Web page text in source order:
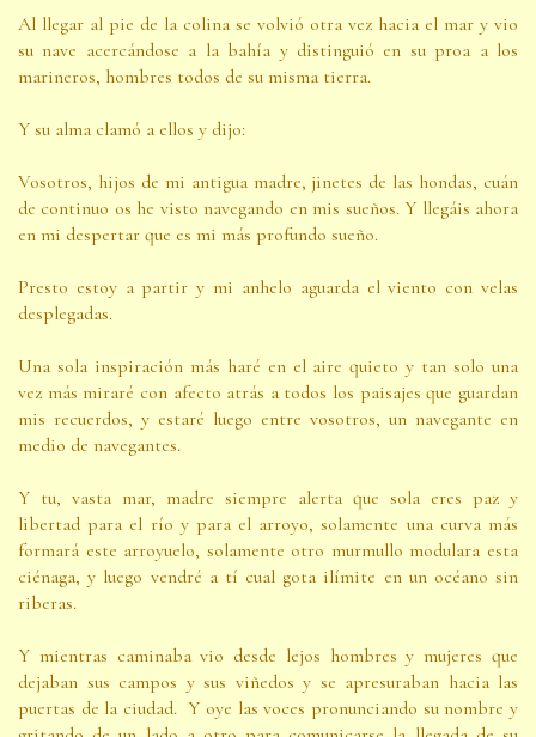
Al llegar al pie de la colina se volvió otra vez hacia el mar y vio
su nave acercándose a la bahía y distinguió en su proa a los
marineros, hombres todos de su misma tierra.
Y su alma clamó a ellos y dijo:
Vosotros, hijos de mi antigua madre, jinetes de las hondas, cuán
de continuo os he visto navegando en mis sueños. Y llegáis ahora
en mi despertar que es mi más profundo sueño.
Presto estoy a partir y mi anhelo aguarda el viento con velas
desplegadas.
Una sola inspiración más haré en el aire quieto y tan solo una
vez más miraré con afecto atrás a todos los paisajes que guardan
mis recuerdos, y estaré luego entre vosotros, un navegante en
medio de navegantes.
Y tu, vasta mar, madre siempre alerta que sola eres paz y
libertad para el río y para el arroyo, solamente una curva más
formará este arroyuelo, solamente otro murmullo modulara esta
ciénaga, y luego vendré a tí cual gota ilímite en un océano sin
riberas.
Y mientras caminaba vio desde lejos hombres y mujeres que
dejaban sus campos y sus viñedos y se apresuraban hacia las
puertas de la ciudad. Y oye las voces pronunciando su nombre y